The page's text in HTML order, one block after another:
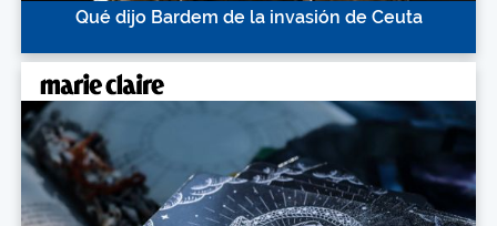
Qué dijo Bardem de la invasión de Ceuta